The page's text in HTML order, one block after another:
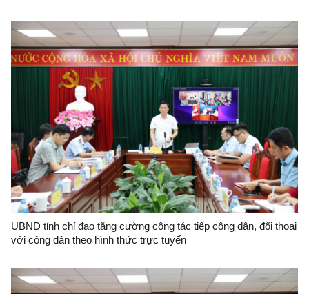
UBND tỉnh chỉ đạo tăng cường công tác tiếp công dân, đối thoại
với công dân theo hình thức trực tuyến